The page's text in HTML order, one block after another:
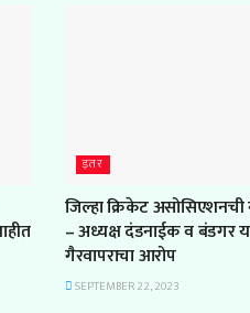
इतर
जिल्हा क्रिकेट असोसिएशनची
– अध्यक्ष दंडनाईक व बंडगर
गैरवापराचा आरोप
SEPTEMBER 22, 2023